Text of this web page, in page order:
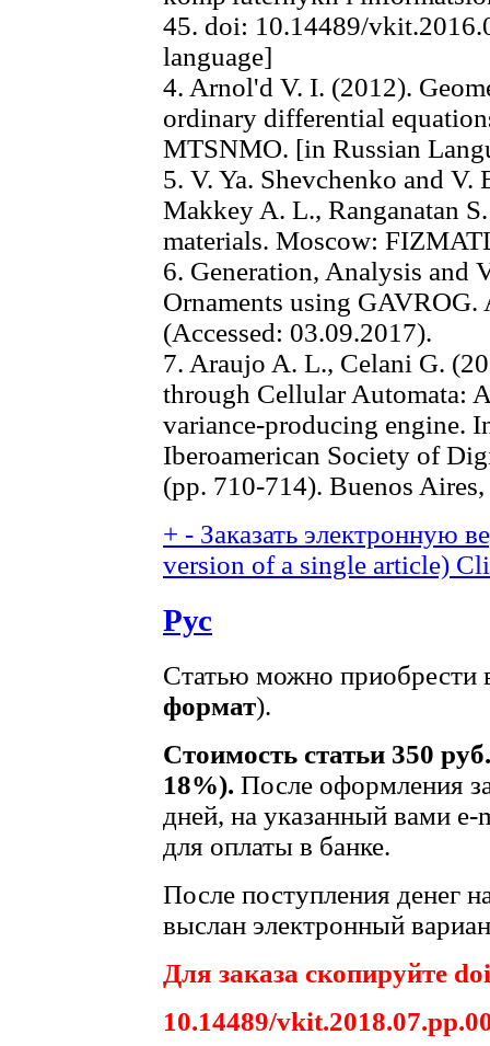
45. doi: 10.14489/
language]
4. Arnol'd V. I. (2012).
ordinary differential
MTSNMO. [in Russian
5. V. Ya. Shevchenko and
Makkey A. L., Ranganatan
materials. Moscow:
6. Generation, Analysis and
Ornaments using
(Accessed: 03.09.2017).
7. Araujo A. L., Celani G.
through Cellular Automata:
variance-producing engine.
Iberoamerican Society of
(pp. 710-714). Buenos
+ - Заказать электронную
version of a single article)
Рус
Статью можно приобрести
формат).
Стоимость статьи 350
18%). После оформления
дней, на указанный вами e-
для оплаты в банке.
После поступления денег
выслан электронный
Для заказа скопируйте
10.14489/